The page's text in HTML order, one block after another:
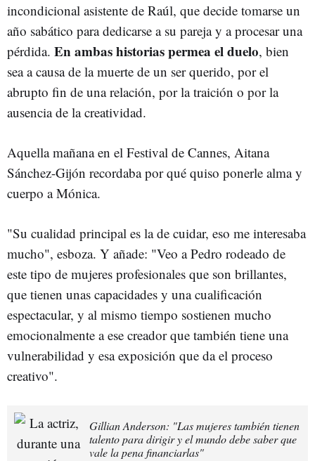
incondicional asistente de Raúl, que decide tomarse un
año sabático para dedicarse a su pareja y a procesar una
pérdida. En ambas historias permea el duelo, bien
sea a causa de la muerte de un ser querido, por el
abrupto fin de una relación, por la traición o por la
ausencia de la creatividad.
Aquella mañana en el Festival de Cannes, Aitana
Sánchez-Gijón recordaba por qué quiso ponerle alma y
cuerpo a Mónica.
"Su cualidad principal es la de cuidar, eso me interesaba
mucho", esboza. Y añade: "Veo a Pedro rodeado de
este tipo de mujeres profesionales que son brillantes,
que tienen unas capacidades y una cualificación
espectacular, y al mismo tiempo sostienen mucho
emocionalmente a ese creador que también tiene una
vulnerabilidad y esa exposición que da el proceso
creativo".
Gillian Anderson: "Las mujeres también tienen
talento para dirigir y el mundo debe saber que
vale la pena financiarlas"